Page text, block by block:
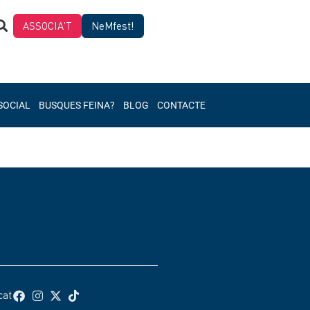
ASSOCIA'T NeMfest!
BUSQUES FEINA? BLOG CONTACTE